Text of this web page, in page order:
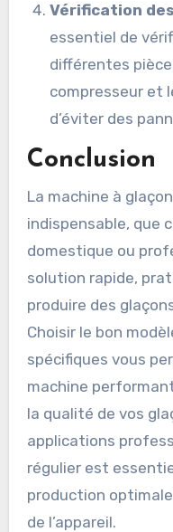
Vérification
essentiel de
différentes
compresseur et
d’éviter des
Conclusion
La machine à
indispensable, que
domestique ou
solution rapide,
produire des
Choisir le bon
spécifiques vous
machine
la qualité de vos
applications
régulier est
production
de l’appareil.